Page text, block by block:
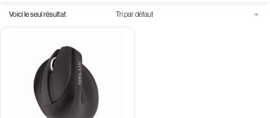
Voici le seul résultat